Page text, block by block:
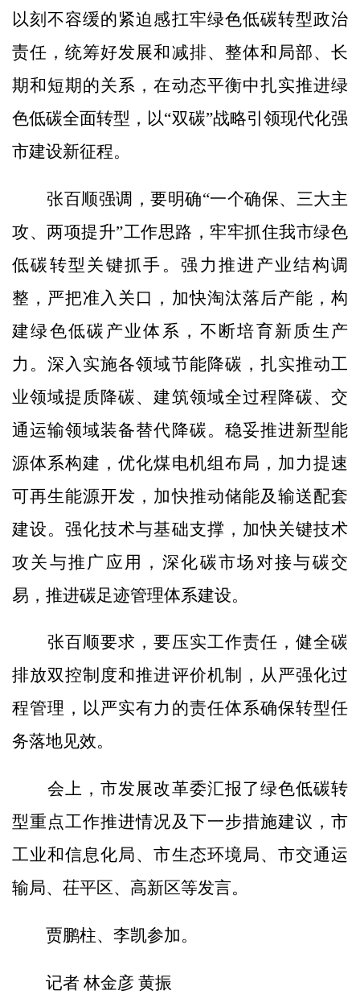
以刻不容缓的紧迫感扛牢绿色低碳转型政治
责任，统筹好发展和减排、整体和局部、长
期和短期的关系，在动态平衡中扎实推进绿
色低碳全面转型，以“双碳”战略引领现代化强
市建设新征程。
张百顺强调，要明确“一个确保、三大主
攻、两项提升”工作思路，牢牢抓住我市绿色
低碳转型关键抓手。强力推进产业结构调
整，严把准入关口，加快淘汰落后产能，构
建绿色低碳产业体系，不断培育新质生产
力。深入实施各领域节能降碳，扎实推动工
业领域提质降碳、建筑领域全过程降碳、交
通运输领域装备替代降碳。稳妥推进新型能
源体系构建，优化煤电机组布局，加力提速
可再生能源开发，加快推动储能及输送配套
建设。强化技术与基础支撑，加快关键技术
攻关与推广应用，深化碳市场对接与碳交
易，推进碳足迹管理体系建设。
张百顺要求，要压实工作责任，健全碳
排放双控制度和推进评价机制，从严强化过
程管理，以严实有力的责任体系确保转型任
务落地见效。
会上，市发展改革委汇报了绿色低碳转
型重点工作推进情况及下一步措施建议，市
工业和信息化局、市生态环境局、市交通运
输局、茌平区、高新区等发言。
贾鹏柱、李凯参加。
记者 林金彦 黄振